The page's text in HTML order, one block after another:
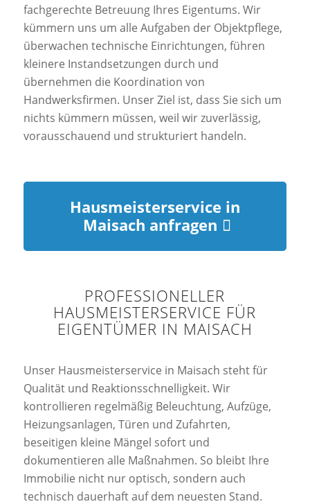
fachgerechte Betreuung Ihres Eigentums. Wir
kümmern uns um alle Aufgaben der Objektpflege,
überwachen technische Einrichtungen, führen
kleinere Instandsetzungen durch und
übernehmen die Koordination von
Handwerksfirmen. Unser Ziel ist, dass Sie sich um
nichts kümmern müssen, weil wir zuverlässig,
vorausschauend und strukturiert handeln.
Hausmeisterservice in
Maisach anfragen
PROFESSIONELLER
HAUSMEISTERSERVICE FÜR
EIGENTÜMER IN MAISACH
Unser Hausmeisterservice in Maisach steht für
Qualität und Reaktionsschnelligkeit. Wir
kontrollieren regelmäßig Beleuchtung, Aufzüge,
Heizungsanlagen, Türen und Zufahrten,
beseitigen kleine Mängel sofort und
dokumentieren alle Maßnahmen. So bleibt Ihre
Immobilie nicht nur optisch, sondern auch
technisch dauerhaft auf dem neuesten Stand.